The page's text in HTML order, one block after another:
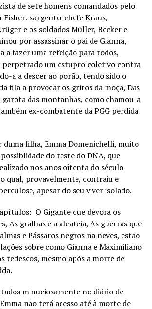
de sete homens comandados pelo
Fisher: sargento-chefe Kraus,
e os soldados Müller, Becker e
por assassinar o pai de Gianna,
a fazer uma refeição para todos,
perpetrado um estupro coletivo contra
a a descer ao porão, tendo sido o
fila a provocar os gritos da moça, Das
garota das montanhas, como chamou-a
ex-combatente da PGG perdida
duma filha, Emma Domenichelli, muito
do teste do DNA, que
nos anos oitenta do século
qual, provavelmente, contraiu e
apesar do seu viver isolado.
O Gigante que devora os
As gralhas e a alcateia, As guerras que
e Pássaros negros na neves, estão
sobre como Gianna e Maximiliano
tedescos, mesmo após a morte de
minuciosamente no diário de
não terá acesso até à morte de